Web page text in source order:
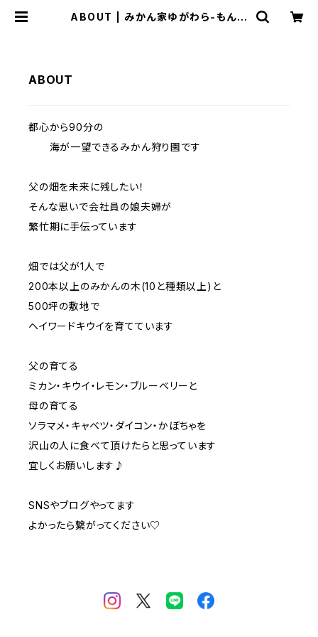
ABOUT | みかん家ゆがわら-もんが
ABOUT
都心から90分の
海が一望できるみかん狩り園です
父の畑を未来に残したい！
そんな思いで会社員の娘夫婦が
繁忙期に手伝っています
畑では父が1人で
200本以上のみかんの木(10と種類以上)と
500坪の敷地で
ヘイワードキウイを育てています
父の育てる
ミカン・キウイ・レモン・ブルーベリーと
母の育てる
ソラマメ・キャベツ・ダイコン・かぼちゃを
沢山の人に食べて頂けたらと思っています
宜しくお願いします♪
SNSやブログやってます
よかったら繋がってください♡